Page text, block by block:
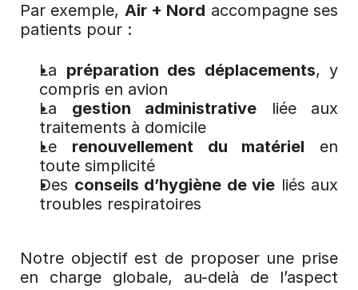
Par exemple, Air + Nord accompagne ses
patients pour :
La préparation des déplacements, y
compris en avion
La gestion administrative liée aux
traitements à domicile
Le renouvellement du matériel en
toute simplicité
Des conseils d’hygiène de vie liés aux
troubles respiratoires
Notre objectif est de proposer une prise
en charge globale, au-delà de l’aspect